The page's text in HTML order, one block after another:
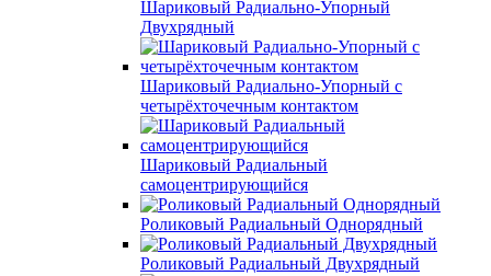
Шариковый Радиально-Упорный
Двухрядный
Шариковый Радиально-Упорный с
четырёхточечным контактом
Шариковый Радиальный
самоцентрирующийся
Роликовый Радиальный Однорядный
Роликовый Радиальный Двухрядный